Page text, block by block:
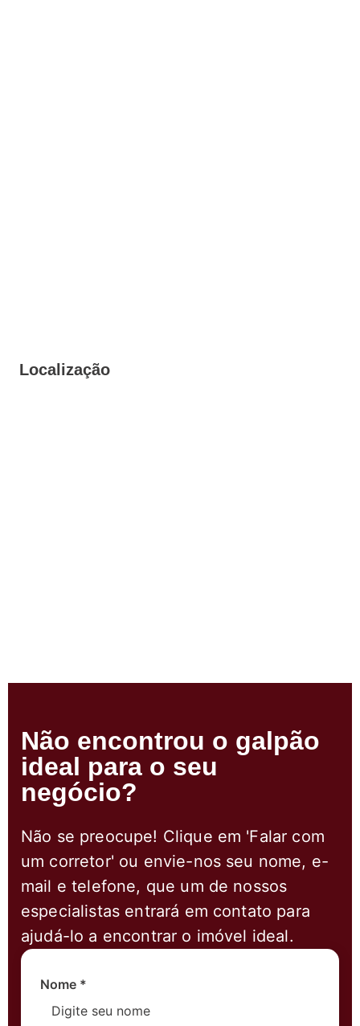
Localização
Não encontrou o galpão
ideal para o seu
negócio?
Não se preocupe! Clique em 'Falar com
um corretor' ou envie-nos seu nome, e-
mail e telefone, que um de nossos
especialistas entrará em contato para
ajudá-lo a encontrar o imóvel ideal.
Nome *